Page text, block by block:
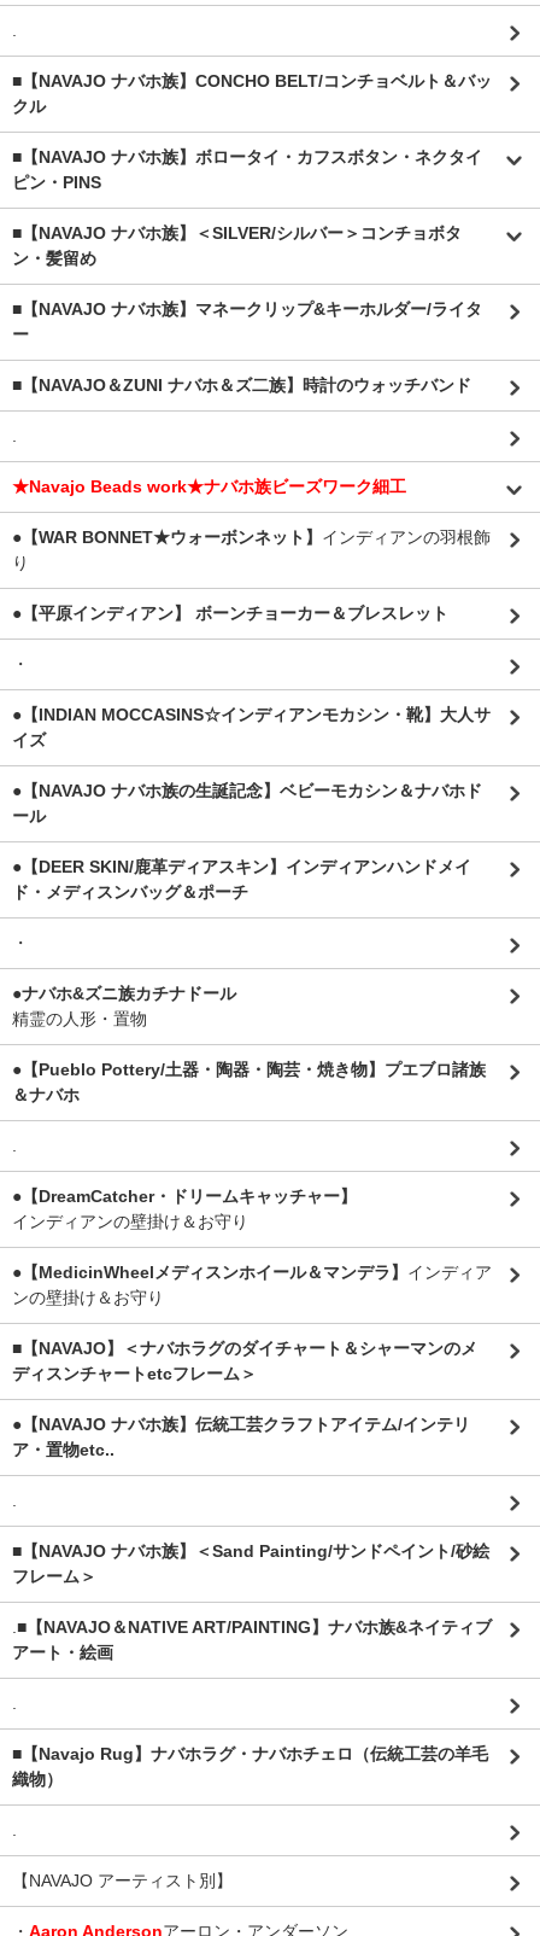
.
■【NAVAJO ナバホ族】CONCHO BELT/コンチョベルト＆バッ
クル
■【NAVAJO ナバホ族】ボロータイ・カフスボタン・ネクタイ
ピン・PINS
■【NAVAJO ナバホ族】＜SILVER/シルバー＞コンチョボタ
ン・髪留め
■【NAVAJO ナバホ族】マネークリップ&キーホルダー/ライタ
ー
■【NAVAJO＆ZUNI ナバホ＆ズ二族】時計のウォッチバンド
.
★Navajo Beads work★ナバホ族ビーズワーク細工
●【WAR BONNET★ウォーボンネット】 インディアンの羽根飾
り
●【平原インディアン】 ボーンチョーカー＆ブレスレット
・
●【INDIAN MOCCASINS☆インディアンモカシン・靴】大人サ
イズ
●【NAVAJO ナバホ族の生誕記念】ベビーモカシン＆ナバホド
ール
●【DEER SKIN/鹿革ディアスキン】インディアンハンドメイ
ド・メディスンバッグ＆ポーチ
・
●ナバホ&ズニ族カチナドール
精霊の人形・置物
●【Pueblo Pottery/土器・陶器・陶芸・焼き物】プエブロ諸族
＆ナバホ
.
●【DreamCatcher・ドリームキャッチャー】
インディアンの壁掛け＆お守り
●【MedicinWheelメディスンホイール＆マンデラ】 インディア
ンの壁掛け＆お守り
■【NAVAJO】＜ナバホラグのダイチャート＆シャーマンのメ
ディスンチャートetcフレーム＞
●【NAVAJO ナバホ族】伝統工芸クラフトアイテム/インテリ
ア・置物etc..
.
■【NAVAJO ナバホ族】＜Sand Painting/サンドペイント/砂絵
フレーム＞
.■【NAVAJO＆NATIVE ART/PAINTING】ナバホ族&ネイティブ
アート・絵画
.
■【Navajo Rug】ナバホラグ・ナバホチェロ（伝統工芸の羊毛
織物）
.
【NAVAJO アーティスト別】
・ Aaron Andersonアーロン・アンダーソン